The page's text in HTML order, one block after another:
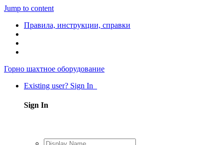
Jump to content
Правила, инструкции, справки
Горно шахтное оборудование
Existing user? Sign In
Sign In